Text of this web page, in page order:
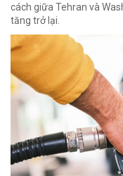
cách giữa Tehran và
tăng trở lại.